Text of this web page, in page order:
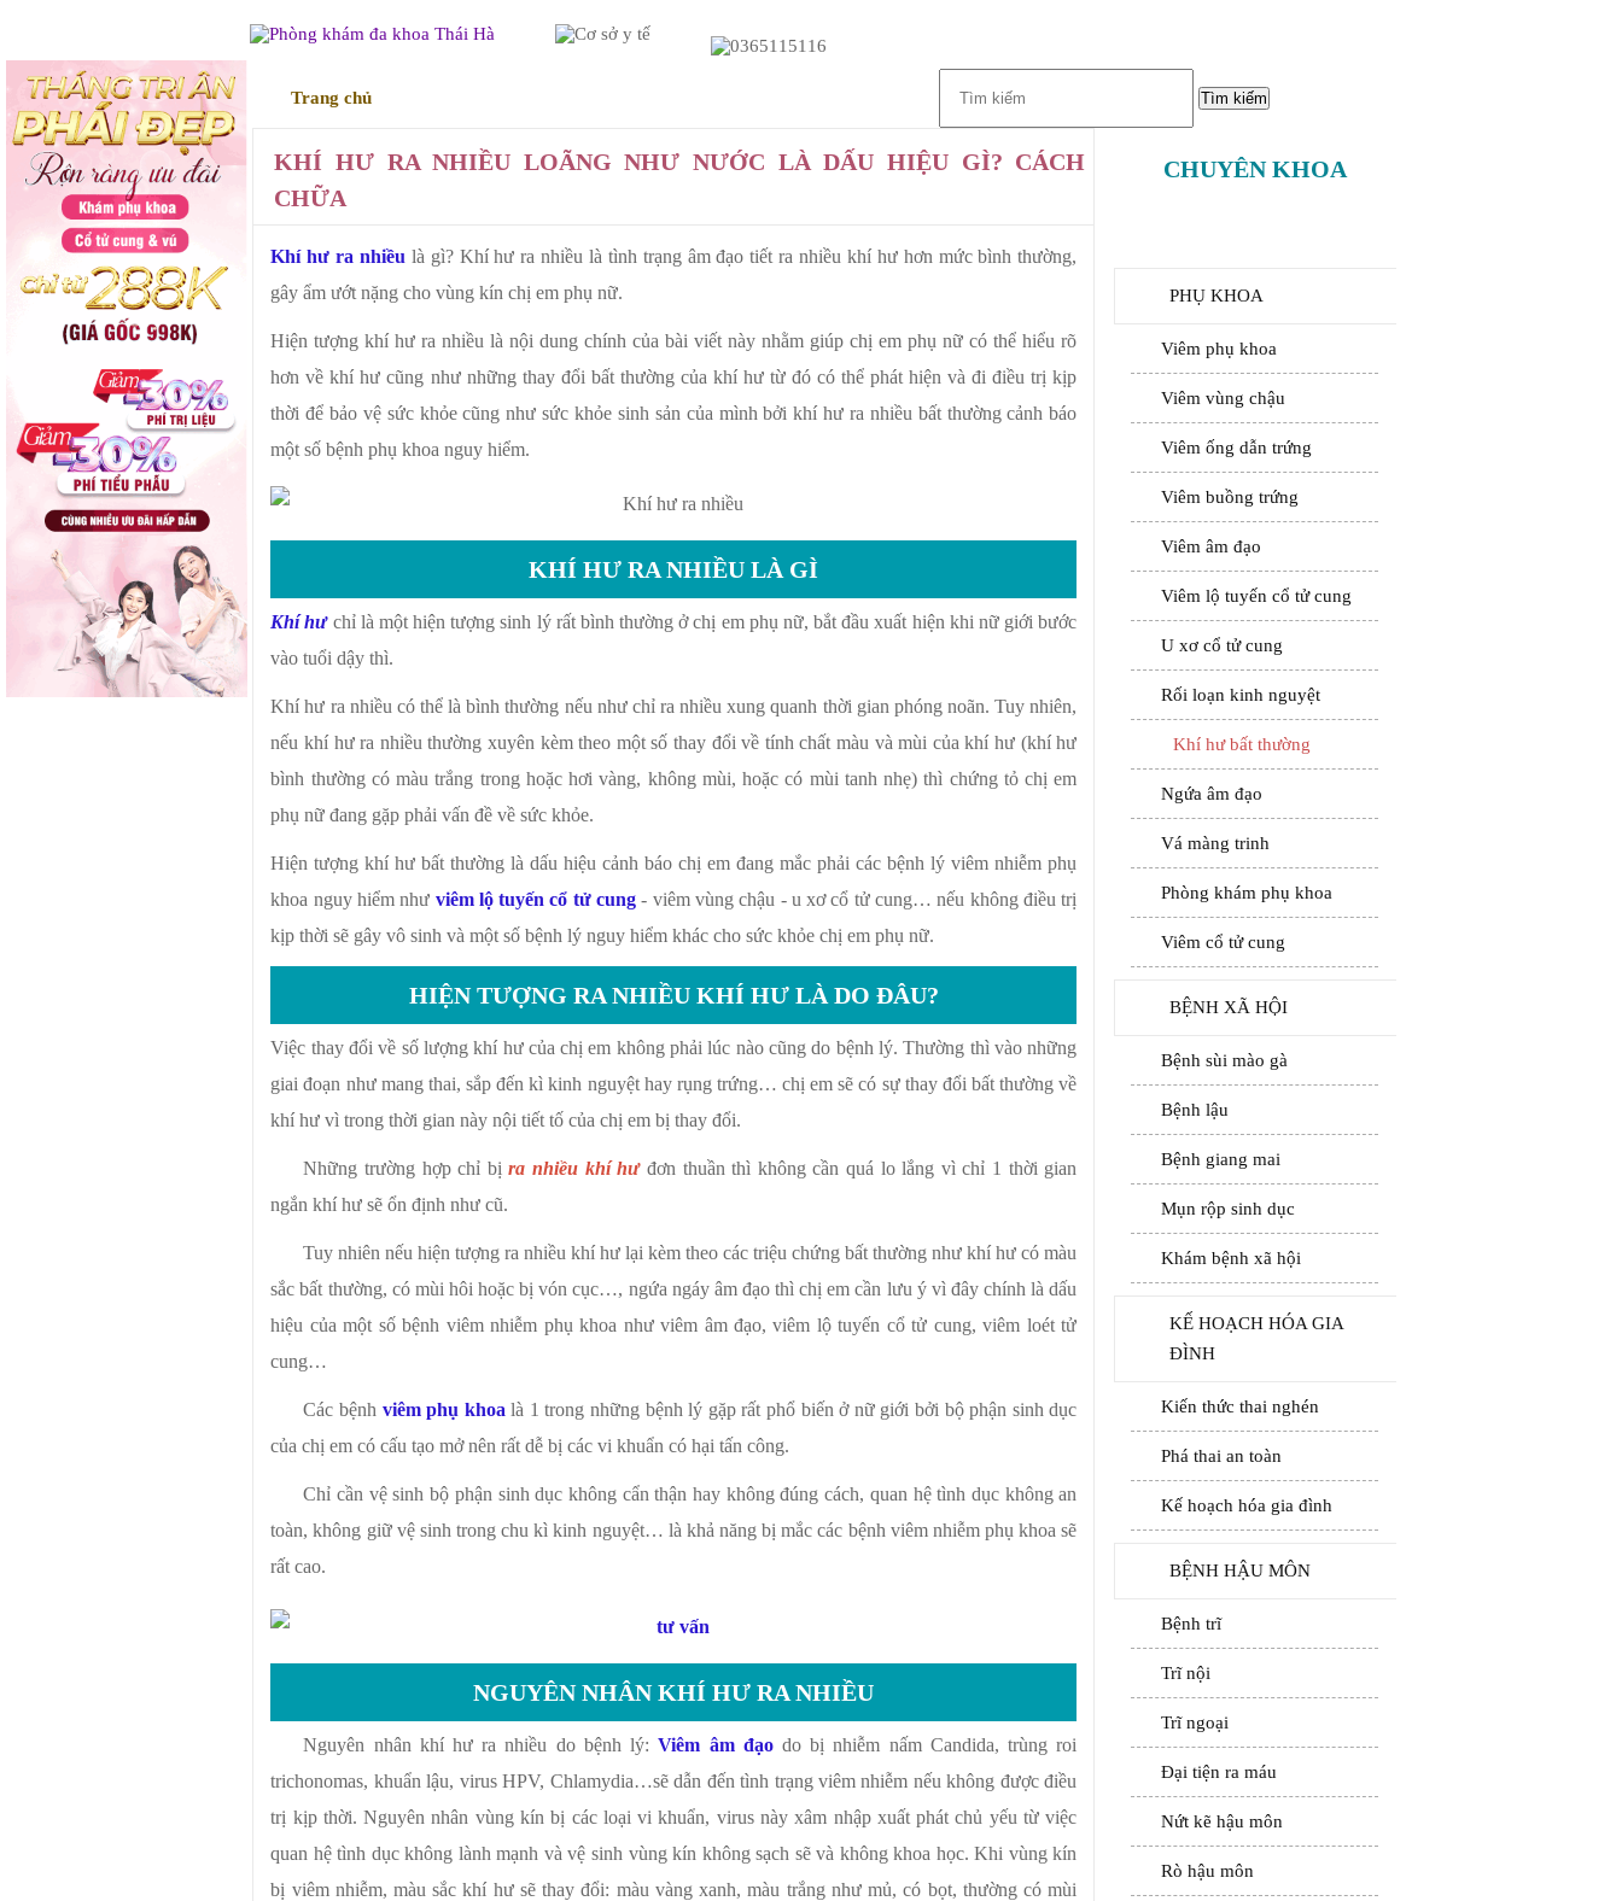
Trang chủ
CHUYÊN KHOA
PHỤ KHOA
Viêm phụ khoa
Viêm vùng chậu
Viêm ống dẫn trứng
Viêm buồng trứng
Viêm âm đạo
Viêm lộ tuyến cổ tử cung
U xơ cổ tử cung
Rối loạn kinh nguyệt
Khí hư bất thường
Ngứa âm đạo
Vá màng trinh
Phòng khám phụ khoa
Viêm cổ tử cung
BỆNH XÃ HỘI
Bệnh sùi mào gà
Bệnh lậu
Bệnh giang mai
Mụn rộp sinh dục
Khám bệnh xã hội
KẾ HOẠCH HÓA GIA
ĐÌNH
Kiến thức thai nghén
Phá thai an toàn
Kế hoạch hóa gia đình
BỆNH HẬU MÔN
Bệnh trĩ
Trĩ nội
Trĩ ngoại
Đại tiện ra máu
Nứt kẽ hậu môn
Rò hậu môn
KHÍ HƯ RA NHIỀU LOÃNG NHƯ NƯỚC LÀ DẤU HIỆU GÌ? CÁCH
CHỮA
Khí hư ra nhiều là gì? Khí hư ra nhiều là tình trạng âm đạo tiết ra nhiều khí hư hơn mức bình thường,
gây ẩm ướt nặng cho vùng kín chị em phụ nữ.
Hiện tượng khí hư ra nhiều là nội dung chính của bài viết này nhằm giúp chị em phụ nữ có thể hiểu rõ
hơn về khí hư cũng như những thay đổi bất thường của khí hư từ đó có thể phát hiện và đi điều trị kịp
thời để bảo vệ sức khỏe cũng như sức khỏe sinh sản của mình bởi khí hư ra nhiều bất thường cảnh báo
một số bệnh phụ khoa nguy hiểm.
KHÍ HƯ RA NHIỀU LÀ GÌ
Khí hưchỉ là một hiện tượng sinh lý rất bình thường ở chị em phụ nữ, bắt đầu xuất hiện khi nữ giới bước
vào tuổi dậy thì.
Khí hư ra nhiều có thể là bình thường nếu như chỉ ra nhiều xung quanh thời gian phóng noãn. Tuy nhiên,
nếu khí hư ra nhiều thường xuyên kèm theo một số thay đổi về tính chất màu và mùi của khí hư (khí hư
bình thường có màu trắng trong hoặc hơi vàng, không mùi, hoặc có mùi tanh nhẹ) thì chứng tỏ chị em
phụ nữ đang gặp phải vấn đề về sức khỏe.
Hiện tượng khí hư bất thường là dấu hiệu cảnh báo chị em đang mắc phải các bệnh lý viêm nhiễm phụ
khoa nguy hiểm như viêm lộ tuyến cổ tử cung - viêm vùng chậu - u xơ cổ tử cung… nếu không điều trị
kịp thời sẽ gây vô sinh và một số bệnh lý nguy hiểm khác cho sức khỏe chị em phụ nữ.
HIỆN TƯỢNG RA NHIỀU KHÍ HƯ LÀ DO ĐÂU?
Việc thay đổi về số lượng khí hư của chị em không phải lúc nào cũng do bệnh lý. Thường thì vào những
giai đoạn như mang thai, sắp đến kì kinh nguyệt hay rụng trứng… chị em sẽ có sự thay đổi bất thường về
khí hư vì trong thời gian này nội tiết tố của chị em bị thay đổi.
Những trường hợp chỉ bịra nhiều khí hưđơn thuần thì không cần quá lo lắng vì chỉ 1 thời gian
ngắn khí hư sẽ ổn định như cũ.
Tuy nhiên nếu hiện tượng ra nhiều khí hư lại kèm theo các triệu chứng bất thường như khí hư có màu
sắc bất thường, có mùi hôi hoặc bị vón cục…, ngứa ngáy âm đạo thì chị em cần lưu ý vì đây chính là dấu
hiệu của một số bệnh viêm nhiễm phụ khoa như viêm âm đạo, viêm lộ tuyến cổ tử cung, viêm loét tử
cung…
Các bệnh viêm phụ khoa là 1 trong những bệnh lý gặp rất phổ biến ở nữ giới bởi bộ phận sinh dục
của chị em có cấu tạo mở nên rất dễ bị các vi khuẩn có hại tấn công.
Chỉ cần vệ sinh bộ phận sinh dục không cẩn thận hay không đúng cách, quan hệ tình dục không an
toàn, không giữ vệ sinh trong chu kì kinh nguyệt… là khả năng bị mắc các bệnh viêm nhiễm phụ khoa sẽ
rất cao.
NGUYÊN NHÂN KHÍ HƯ RA NHIỀU
Nguyên nhân khí hư ra nhiều do bệnh lý:Viêm âm đạodo bị nhiễm nấm Candida, trùng roi
trichonomas, khuẩn lậu, virus HPV, Chlamydia…sẽ dẫn đến tình trạng viêm nhiễm nếu không được điều
trị kịp thời. Nguyên nhân vùng kín bị các loại vi khuẩn, virus này xâm nhập xuất phát chủ yếu từ việc
quan hệ tình dục không lành mạnh và vệ sinh vùng kín không sạch sẽ và không khoa học. Khi vùng kín
bị viêm nhiễm, màu sắc khí hư sẽ thay đổi: màu vàng xanh, màu trắng như mủ, có bọt, thường có mùi